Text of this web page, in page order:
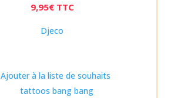
9,95€ TTC
Djeco
Ajouter à la liste de souhaits